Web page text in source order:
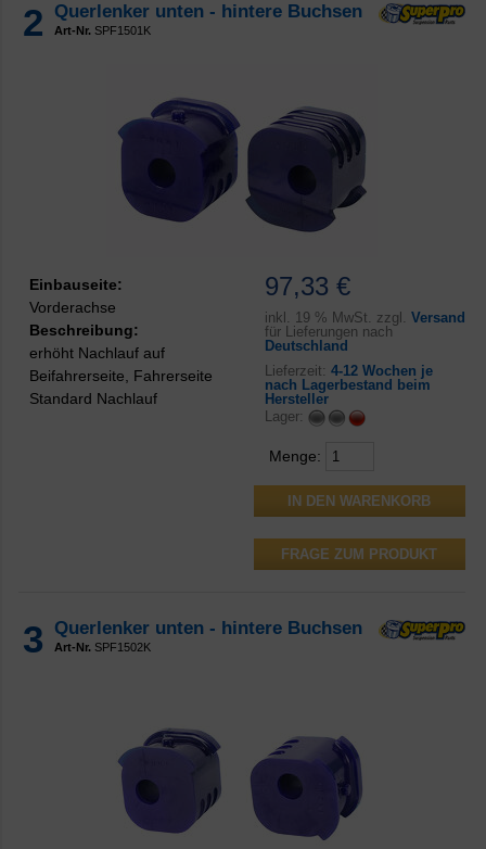
2 Querlenker unten - hintere Buchsen
Art-Nr. SPF1501K
97,33 €
inkl. 19 % MwSt. zzgl. Versand
für Lieferungen nach
Deutschland
Lieferzeit: 4-12 Wochen je
nach Lagerbestand beim
Hersteller
Lager:
Menge:
FRAGE ZUM PRODUKT
Einbauseite:
Vorderachse
Beschreibung:
erhöht Nachlauf auf
Beifahrerseite, Fahrerseite
Standard Nachlauf
3 Querlenker unten - hintere Buchsen
Art-Nr. SPF1502K